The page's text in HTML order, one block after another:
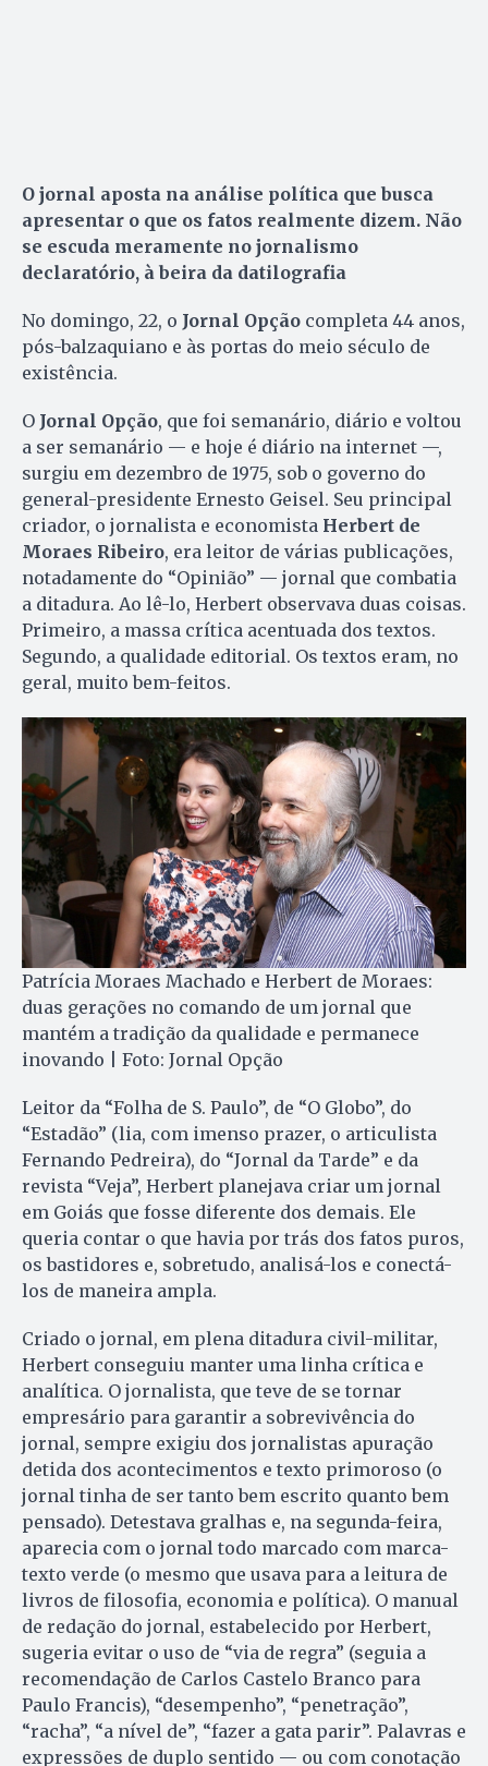
O jornal aposta na análise política que busca
apresentar o que os fatos realmente dizem. Não
se escuda meramente no jornalismo
declaratório, à beira da datilografia
No domingo, 22, o Jornal Opção completa 44 anos,
pós-balzaquiano e às portas do meio século de
existência.
O Jornal Opção, que foi semanário, diário e voltou
a ser semanário — e hoje é diário na internet —,
surgiu em dezembro de 1975, sob o governo do
general-presidente Ernesto Geisel. Seu principal
criador, o jornalista e economista Herbert de
Moraes Ribeiro, era leitor de várias publicações,
notadamente do “Opinião” — jornal que combatia
a ditadura. Ao lê-lo, Herbert observava duas coisas.
Primeiro, a massa crítica acentuada dos textos.
Segundo, a qualidade editorial. Os textos eram, no
geral, muito bem-feitos.
Patrícia Moraes Machado e Herbert de Moraes:
duas gerações no comando de um jornal que
mantém a tradição da qualidade e permanece
inovando | Foto: Jornal Opção
Leitor da “Folha de S. Paulo”, de “O Globo”, do
“Estadão” (lia, com imenso prazer, o articulista
Fernando Pedreira), do “Jornal da Tarde” e da
revista “Veja”, Herbert planejava criar um jornal
em Goiás que fosse diferente dos demais. Ele
queria contar o que havia por trás dos fatos puros,
os bastidores e, sobretudo, analisá-los e conectá-
los de maneira ampla.
Criado o jornal, em plena ditadura civil-militar,
Herbert conseguiu manter uma linha crítica e
analítica. O jornalista, que teve de se tornar
empresário para garantir a sobrevivência do
jornal, sempre exigiu dos jornalistas apuração
detida dos acontecimentos e texto primoroso (o
jornal tinha de ser tanto bem escrito quanto bem
pensado). Detestava gralhas e, na segunda-feira,
aparecia com o jornal todo marcado com marca-
texto verde (o mesmo que usava para a leitura de
livros de filosofia, economia e política). O manual
de redação do jornal, estabelecido por Herbert,
sugeria evitar o uso de “via de regra” (seguia a
recomendação de Carlos Castelo Branco para
Paulo Francis), “desempenho”, “penetração”,
“racha”, “a nível de”, “fazer a gata parir”. Palavras e
expressões de duplo sentido — ou com conotação